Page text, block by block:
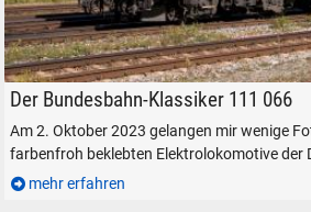
DB 111 066-7 in Freilassing, am 2. Oktober
Der Bundesbahn-Klassiker 111 066
Am 2. Oktober 2023 gelangen mir wenige
farbenfroh beklebten Elektrolokomotive der
mehr erfahren